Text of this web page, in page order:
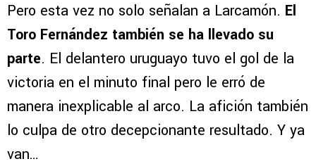
Pero esta vez no solo señalan a Larcamón. El
Toro Fernández también se ha llevado su
parte. El delantero uruguayo tuvo el gol de la
victoria en el minuto final pero le erró de
manera inexplicable al arco. La afición también
lo culpa de otro decepcionante resultado. Y ya
van…